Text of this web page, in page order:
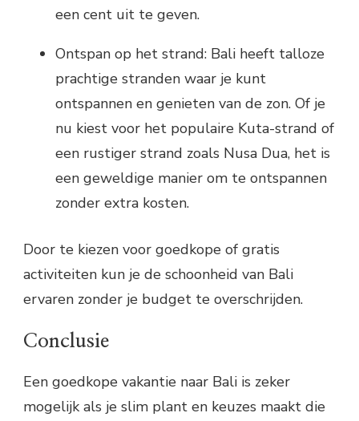
een cent uit te geven.
Ontspan op het strand: Bali heeft talloze
prachtige stranden waar je kunt
ontspannen en genieten van de zon. Of je
nu kiest voor het populaire Kuta-strand of
een rustiger strand zoals Nusa Dua, het is
een geweldige manier om te ontspannen
zonder extra kosten.
Door te kiezen voor goedkope of gratis
activiteiten kun je de schoonheid van Bali
ervaren zonder je budget te overschrijden.
Conclusie
Een goedkope vakantie naar Bali is zeker
mogelijk als je slim plant en keuzes maakt die